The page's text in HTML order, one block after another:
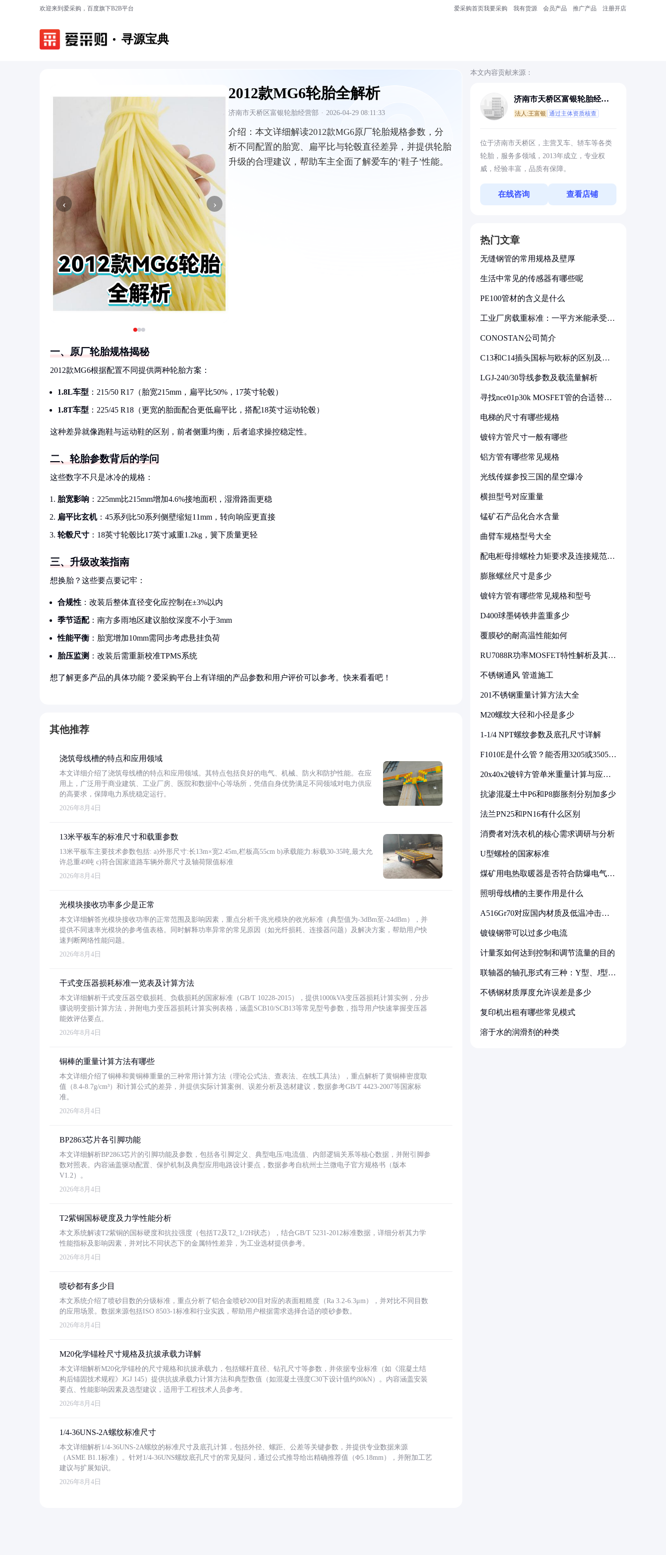
欢迎来到爱采购，百度旗下B2B平台 爱采购首页我要采购 我有货源 会员产品 推广产品 注册开店
寻源宝典
‹ ›
2012款MG6轮胎全解析
济南市天桥区富银轮胎经营部 · 2026-04-29 08:11:33
介绍： 本文详细解读2012款MG6原厂轮胎规格参数，分
析不同配置的胎宽、扁平比与轮毂直径差异，并提供轮胎
升级的合理建议，帮助车主全面了解爱车的‘鞋子’性能。
一、原厂轮胎规格揭秘
2012款MG6根据配置不同提供两种轮胎方案：
1.8L车型 ：215/50 R17（胎宽215mm，扁平比50%，17英寸轮毂）
1.8T车型 ：225/45 R18（更宽的胎面配合更低扁平比，搭配18英寸运动轮毂）
这种差异就像跑鞋与运动鞋的区别，前者侧重均衡，后者追求操控稳定性。
二、轮胎参数背后的学问
这些数字不只是冰冷的规格：
胎宽影响 ：225mm比215mm增加4.6%接地面积，湿滑路面更稳
扁平比玄机：45系列比50系列侧壁缩短11mm，转向响应更直接
轮毂尺寸 ：18英寸轮毂比17英寸减重1.2kg，簧下质量更轻
三、升级改装指南
想换胎？这些要点要记牢：
合规性 ：改装后整体直径变化应控制在±3%以内
季节适配：南方多雨地区建议胎纹深度不小于3mm
性能平衡 ：胎宽增加10mm需同步考虑悬挂负荷
胎压监测 ：改装后需重新校准TPMS系统
想了解更多产品的具体功能？爱采购平台上有详细的产品参数和用户评价可以参考。快来看看吧！
其他推荐
浇筑母线槽的特点和应用领域
本文详细介绍了浇筑母线槽的特点和应用领域。其特点包括良好的电气、机械、防火和防护性能。在应
用上，广泛用于商业建筑、工业厂房、医院和数据中心等场所，凭借自身优势满足不同领域对电力供应
的高要求，保障电力系统稳定运行。
2026年8月4日
13米平板车的标准尺寸和载重参数
13米平板车主要技术参数包括: a)外形尺寸:长13m×宽2.45m,栏板高55cm b)承载能力:标载30-35吨,最大允
许总重49吨 c)符合国家道路车辆外廓尺寸及轴荷限值标准
2026年8月4日
光模块接收功率多少是正常
本文详细解答光模块接收功率的正常范围及影响因素，重点分析千兆光模块的收光标准（典型值为-3dBm至-24dBm），并
提供不同速率光模块的参考值表格。同时解释功率异常的常见原因（如光纤损耗、连接器问题）及解决方案，帮助用户快
速判断网络性能问题。
2026年8月4日
干式变压器损耗标准一览表及计算方法
本文详细解析干式变压器空载损耗、负载损耗的国家标准（GB/T 10228-2015），提供1000kVA变压器损耗计算实例，分步
骤说明变损计算方法，并附电力变压器损耗计算实例表格，涵盖SCB10/SCB13等常见型号参数，指导用户快速掌握变压器
能效评估要点。
2026年8月4日
铜棒的重量计算方法有哪些
本文详细介绍了铜棒和黄铜棒重量的三种常用计算方法（理论公式法、查表法、在线工具法），重点解析了黄铜棒密度取
值（8.4-8.7g/cm³）和计算公式的差异，并提供实际计算案例、误差分析及选材建议，数据参考GB/T 4423-2007等国家标
准。
2026年8月4日
BP2863芯片各引脚功能
本文详细解析BP2863芯片的引脚功能及参数，包括各引脚定义、典型电压/电流值、内部逻辑关系等核心数据，并附引脚参
数对照表。内容涵盖驱动配置、保护机制及典型应用电路设计要点，数据参考自杭州士兰微电子官方规格书（版本
V1.2）。
2026年8月4日
T2紫铜国标硬度及力学性能分析
本文系统解读T2紫铜的国标硬度和抗拉强度（包括T2及T2_1/2H状态），结合GB/T 5231-2012标准数据，详细分析其力学
性能指标及影响因素，并对比不同状态下的金属特性差异，为工业选材提供参考。
2026年8月4日
喷砂都有多少目
本文系统介绍了喷砂目数的分级标准，重点分析了铝合金喷砂200目对应的表面粗糙度（Ra 3.2-6.3μm），并对比不同目数
的应用场景。数据来源包括ISO 8503-1标准和行业实践，帮助用户根据需求选择合适的喷砂参数。
2026年8月4日
M20化学锚栓尺寸规格及抗拔承载力详解
本文详细解析M20化学锚栓的尺寸规格和抗拔承载力，包括螺杆直径、钻孔尺寸等参数，并依据专业标准（如《混凝土结
构后锚固技术规程》JGJ 145）提供抗拔承载力计算方法和典型数值（如混凝土强度C30下设计值约80kN）。内容涵盖安装
要点、性能影响因素及选型建议，适用于工程技术人员参考。
2026年8月4日
1/4-36UNS-2A螺纹标准尺寸
本文详细解析1/4-36UNS-2A螺纹的标准尺寸及底孔计算，包括外径、螺距、公差等关键参数，并提供专业数据来源
（ASME B1.1标准）。针对1/4-36UNS螺纹底孔尺寸的常见疑问，通过公式推导给出精确推荐值（Φ5.18mm），并附加工艺
建议与扩展知识。
2026年8月4日
本文内容贡献来源：
济南市天桥区富银轮胎经营
法人:王富银 通过主体资质核查
位于济南市天桥区，主营叉车、轿车等各类
轮胎，服务多领域，2013年成立，专业权
威，经验丰富，品质有保障。
在线咨询 查看店铺
热门文章
无缝钢管的常用规格及壁厚
生活中常见的传感器有哪些呢
PE100管材的含义是什么
工业厂房载重标准：一平方米能承受多
CONOSTAN公司简介
C13和C14插头国标与欧标的区别及其
LGJ-240/30导线参数及载流量解析
寻找nce01p30k MOSFET管的合适替代
电梯的尺寸有哪些规格
镀锌方管尺寸一般有哪些
铝方管有哪些常见规格
光线传媒参投三国的星空爆冷
横担型号对应重量
锰矿石产品化合水含量
曲臂车规格型号大全
配电柜母排螺栓力矩要求及连接规范详
膨胀螺丝尺寸是多少
镀锌方管有哪些常见规格和型号
D400球墨铸铁井盖重多少
覆膜砂的耐高温性能如何
RU7088R功率MOSFET特性解析及其在
不锈钢通风 管道施工
201不锈钢重量计算方法大全
M20螺纹大径和小径是多少
1-1/4 NPT螺纹参数及底孔尺寸详解
F1010E是什么管？能否用3205或3505代
20x40x2镀锌方管单米重量计算与应用
抗渗混凝土中P6和P8膨胀剂分别加多少
法兰PN25和PN16有什么区别
消费者对洗衣机的核心需求调研与分析
U型螺栓的国家标准
煤矿用电热取暖器是否符合防爆电气设
照明母线槽的主要作用是什么
A516Gr70对应国内材质及低温冲击要
镀镍钢带可以过多少电流
计量泵如何达到控制和调节流量的目的
联轴器的轴孔形式有三种：Y型、J型、
不锈钢材质厚度允许误差是多少
复印机出租有哪些常见模式
溶于水的润滑剂的种类